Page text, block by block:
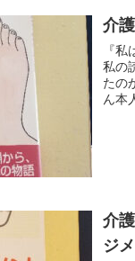
介
『
私の
たの
ん本
介
ジ